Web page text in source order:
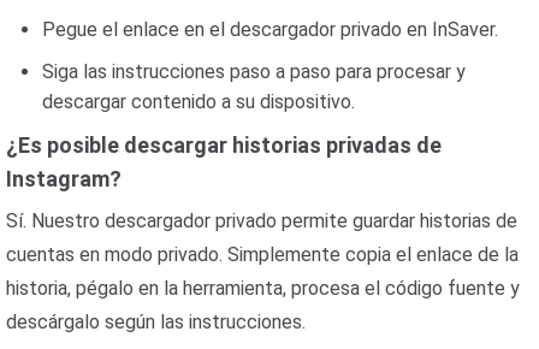
Pegue el enlace en el descargador privado en InSaver.
Siga las instrucciones paso a paso para procesar y
descargar contenido a su dispositivo.
¿Es posible descargar historias privadas de
Instagram?
Sí. Nuestro descargador privado permite guardar historias de
cuentas en modo privado. Simplemente copia el enlace de la
historia, pégalo en la herramienta, procesa el código fuente y
descárgalo según las instrucciones.